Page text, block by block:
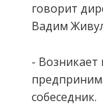
говорит
Вадим
- Возникает
собеседник.